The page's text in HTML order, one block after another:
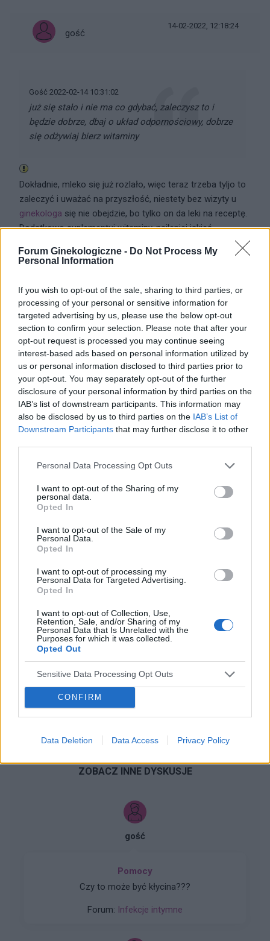
Forum Ginekologiczne - Do Not Process My
Personal Information
If you wish to opt-out of the sale, sharing to third parties, or
processing of your personal or sensitive information for
targeted advertising by us, please use the below opt-out
section to confirm your selection. Please note that after your
opt-out request is processed you may continue seeing
interest-based ads based on personal information utilized by
us or personal information disclosed to third parties prior to
your opt-out. You may separately opt-out of the further
disclosure of your personal information by third parties on the
IAB’s list of downstream participants. This information may
also be disclosed by us to third parties on the IAB’s List of
Downstream Participants that may further disclose it to other
Personal Data Processing Opt Outs
I want to opt-out of the Sharing of my
personal data.
Opted In
I want to opt-out of the Sale of my
Personal Data.
Opted In
I want to opt-out of processing my
Personal Data for Targeted Advertising.
Opted In
I want to opt-out of Collection, Use,
Retention, Sale, and/or Sharing of my
Personal Data that Is Unrelated with the
Purposes for which it was collected.
Opted Out
Sensitive Data Processing Opt Outs
CONFIRM
Data Deletion Data Access Privacy Policy
gość
14-02-2022, 12:18:24
Gość 2022-02-14 10:31:02
już się stało i nie ma co gdybać, zaleczysz to i
będzie dobrze, dbaj o układ odpornościowy, dobrze
się odżywiaj bierz witaminy
Dokładnie, mleko się już rozlało, więc teraz trzeba tyljo to
zaleczyć i uważać na przyszłość, niestety bez wizyty u
ginekologa się nie obejdzie, bo tylko on da leki na receptę.
Dodatkowo suplementuj witaminy, najlepiej jakieś
multiwitaminy, jeśli nie chcesz multi to chociaż kwas foliowy,
witaminę D oraz A, dodatkowo witaminę B12. I zdrowo się
1
gość
WYBIERZ PLIK
Rozmiar zdjęcia nie powinien przekraczać 0.6MB.
Wysyłaj powiadomienia o odpowiedzi
WYŚLIJ
ZOBACZ INNE DYSKUSJE
gość
Pomocy
Czy to może być kłycina???
Forum: Infekcje intymne